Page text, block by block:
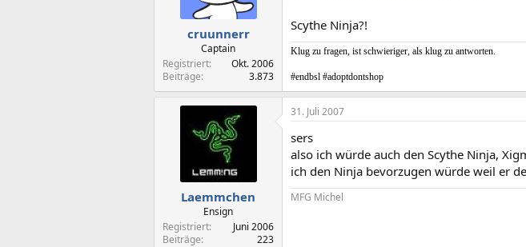
cruunnerr
Captain
Registriert
Okt. 2006
Beiträge
3.873
Scythe Ninja?!
Klug zu fragen, ist schwieriger, als klug zu antworten.
#endbsl #adoptdontshop
Laemmchen
Ensign
Registriert
Juni 2006
Beiträge
223
31. Juli 2007
sers
also ich würde auch den Scythe Ninja,
ich den Ninja bevorzugen würde weil er
MFG Michel